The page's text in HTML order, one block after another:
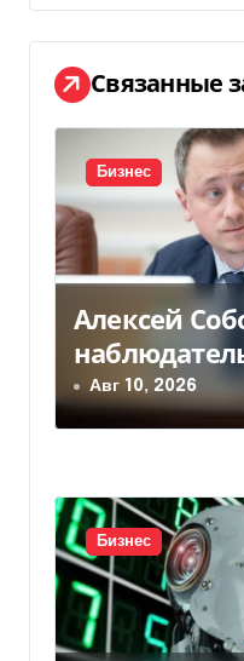
а
ц
и
я
п
о
з
а
п
и
с
я
м
Связанные
Бизнес
Алексей
Авг 10, 2026
Бизнес